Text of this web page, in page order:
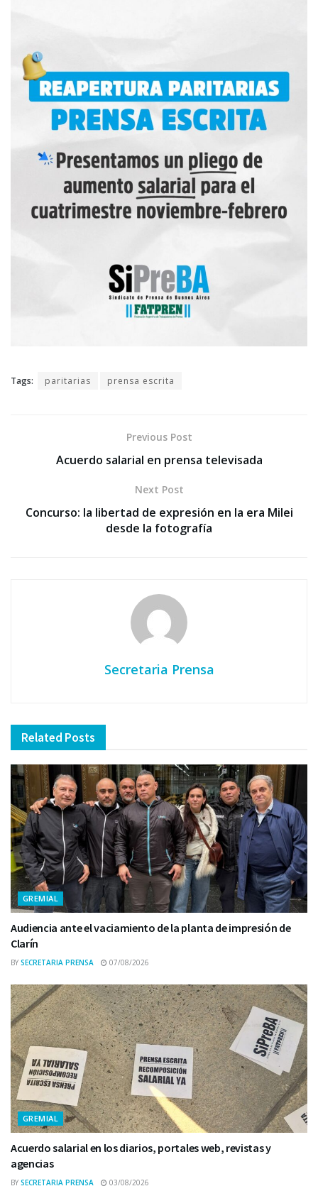
Tags: paritarias prensa escrita
Previous Post
Acuerdo salarial en prensa televisada
Next Post
Concurso: la libertad de expresión en la era Milei
desde la fotografía
Secretaria Prensa
Related Posts
GREMIAL
Audiencia ante el vaciamiento de la planta de impresión de
Clarín
BY SECRETARIA PRENSA 07/08/2026
GREMIAL
Acuerdo salarial en los diarios, portales web, revistas y
agencias
BY SECRETARIA PRENSA 03/08/2026